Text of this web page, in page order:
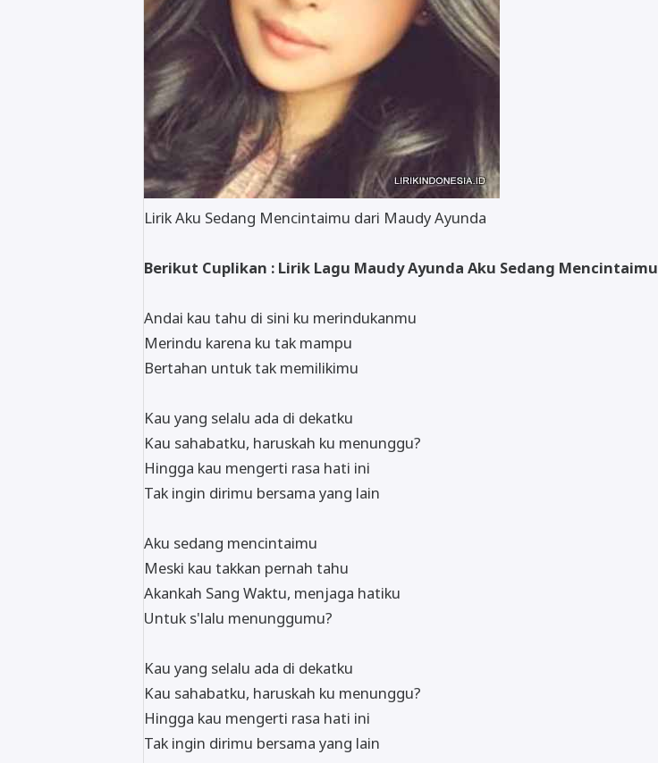
Lirik Aku Sedang Mencintaimu dari Maudy Ayunda
Berikut Cuplikan : Lirik Lagu Maudy Ayunda Aku Sedang Mencintaimu
Andai kau tahu di sini ku merindukanmu
Merindu karena ku tak mampu
Bertahan untuk tak memilikimu
Kau yang selalu ada di dekatku
Kau sahabatku, haruskah ku menunggu?
Hingga kau mengerti rasa hati ini
Tak ingin dirimu bersama yang lain
Aku sedang mencintaimu
Meski kau takkan pernah tahu
Akankah Sang Waktu, menjaga hatiku
Untuk s'lalu menunggumu?
Kau yang selalu ada di dekatku
Kau sahabatku, haruskah ku menunggu?
Hingga kau mengerti rasa hati ini
Tak ingin dirimu bersama yang lain